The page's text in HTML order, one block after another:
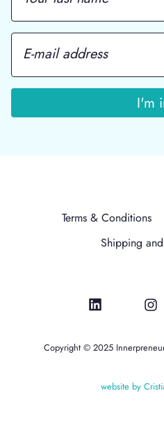
Terms & Conditions
Shipping
Copyright © 2025
website by